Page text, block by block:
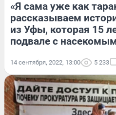
«Я сама уже как
рассказываем
из Уфы, которая 15
подвале с
14 сентября, 2022, 13:00 5 233